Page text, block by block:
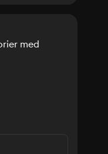
med